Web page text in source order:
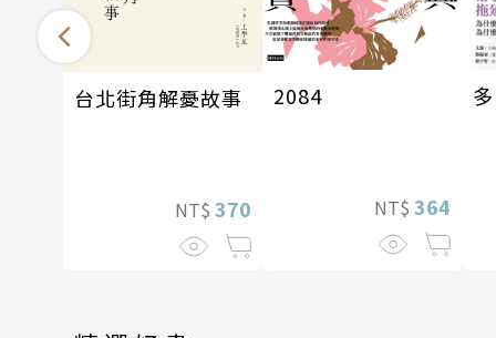
台北街角解憂故事
NT$ 370
2084
NT$ 364